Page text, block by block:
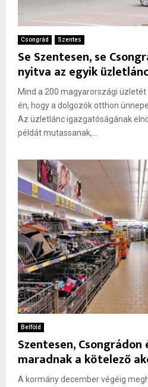
Csongrád Szentes
Se Szentesen, se
nyitva az egyik
Mind a 200 magyarországi
én, hogy a dolgozók otthon
Az üzletlánc igazgatóságának
példát mutassanak,...
Belföld
Szentesen,
maradnak a kötelező
A kormány december végéig